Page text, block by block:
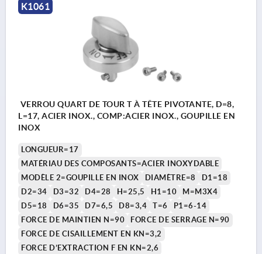
K1061
VERROU QUART DE TOUR T À TÊTE PIVOTANTE, D=8,
L=17, ACIER INOX., COMP:ACIER INOX., GOUPILLE EN
INOX
LONGUEUR=17
MATÉRIAU DES COMPOSANTS=ACIER INOXYDABLE
MODÈLE 2=GOUPILLE EN INOX
DIAMÈTRE=8
D1=18
D2=34
D3=32 D4=28 H=25,5 H1=10
M=M3X4
D5=18
D6=35 D7=6,5 D8=3,4 T=6
P1=6-14
FORCE DE MAINTIEN N=90
FORCE DE SERRAGE N=90
FORCE DE CISAILLEMENT EN KN=3,2
FORCE D’EXTRACTION F EN KN=2,6